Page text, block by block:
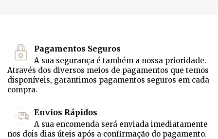
Pagamentos Seguros
A sua segurança é também a nossa prioridade.
Através dos diversos meios de pagamentos que temos
disponíveis, garantimos pagamentos seguros em cada
compra.
Envios Rápidos
A sua encomenda será enviada imediatamente
nos dois dias úteis após a confirmação do pagamento.